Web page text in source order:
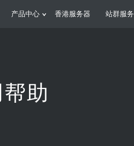
产品中心
坡服务器
香港服务器 站群服
定制化的架
助